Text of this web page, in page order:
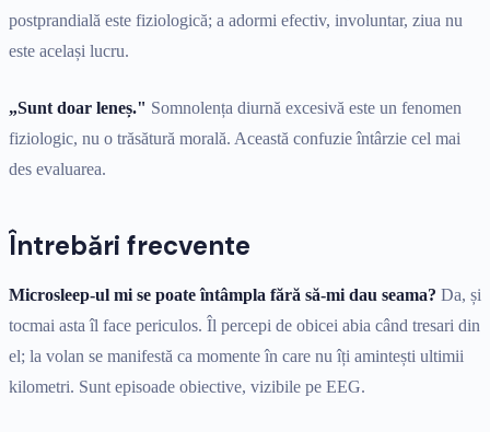
postprandială este fiziologică; a adormi efectiv, involuntar, ziua nu
este același lucru.
„Sunt doar leneș." Somnolența diurnă excesivă este un fenomen
fiziologic, nu o trăsătură morală. Această confuzie întârzie cel mai
des evaluarea.
Întrebări frecvente
Microsleep-ul mi se poate întâmpla fără să-mi dau seama? Da, și
tocmai asta îl face periculos. Îl percepi de obicei abia când tresari din
el; la volan se manifestă ca momente în care nu îți amintești ultimii
kilometri. Sunt episoade obiective, vizibile pe EEG.